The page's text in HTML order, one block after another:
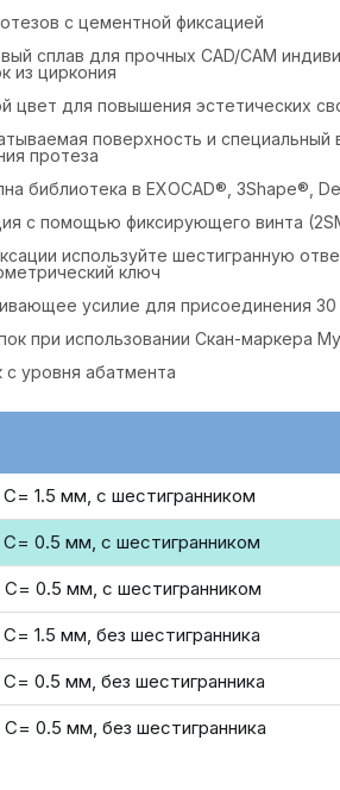
с цементной фиксацией
сплав для прочных CAD/CAM
из циркония
цвет для повышения эстетических
поверхность и
протеза
библиотека в EXOCAD®, 3Shape®,
с помощью фиксирующего винта
используйте шестигранную
ключ
усилие для присоединения 30
при использовании Скан-маркера
с уровня абатмента
1.5 мм, с шестигранником
0.5 мм, с шестигранником
0.5 мм, с шестигранником
1.5 мм, без шестигранника
0.5 мм, без шестигранника
0.5 мм, без шестигранника